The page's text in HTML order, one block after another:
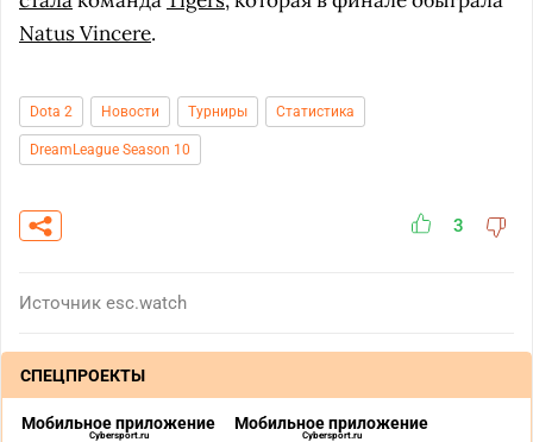
Natus Vincere.
Dota 2 Новости Турниры Статистика
DreamLeague Season 10
3
Источник esc.watch
СПЕЦПРОЕКТЫ
Мобильное приложение
Cybersport.ru
Мобильное приложение
Cybersport.ru